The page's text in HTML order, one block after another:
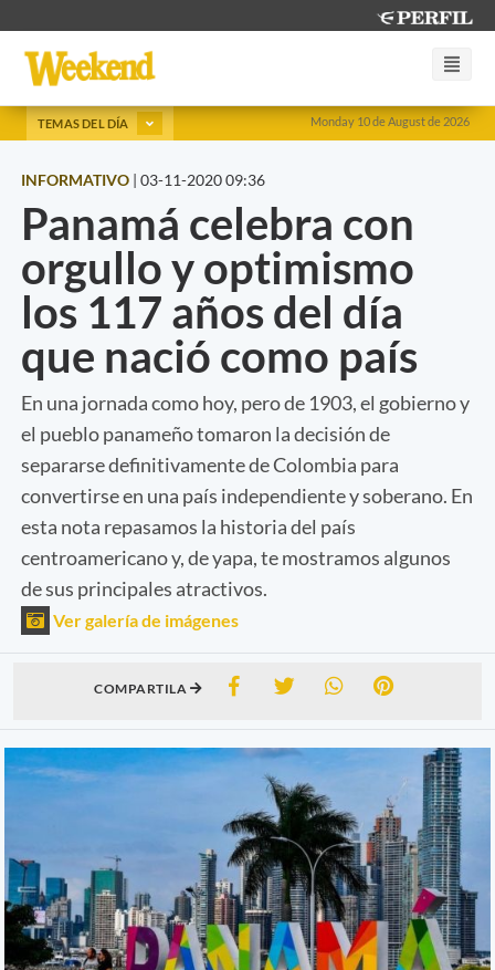
Monday 10 de August de 2026
TEMAS DEL DÍA
INFORMATIVO | 03-11-2020 09:36
Panamá celebra con
orgullo y optimismo
los 117 años del día
que nació como país
En una jornada como hoy, pero de 1903, el gobierno y
el pueblo panameño tomaron la decisión de
separarse definitivamente de Colombia para
convertirse en una país independiente y soberano. En
esta nota repasamos la historia del país
centroamericano y, de yapa, te mostramos algunos
de sus principales atractivos.
Ver galería de imágenes
COMPARTILA